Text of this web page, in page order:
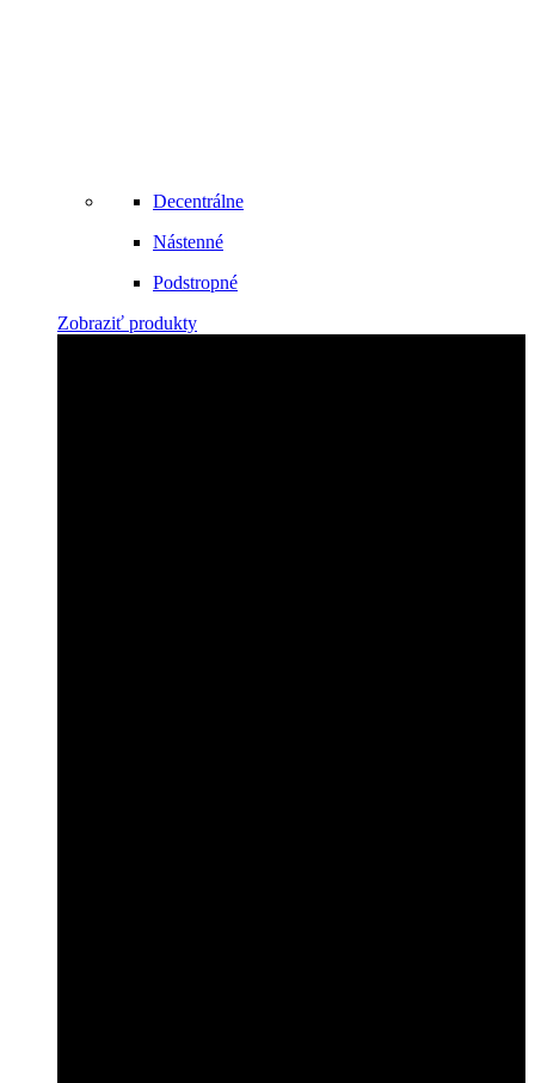
Decentrálne
Nástenné
Podstropné
Zobraziť produkty